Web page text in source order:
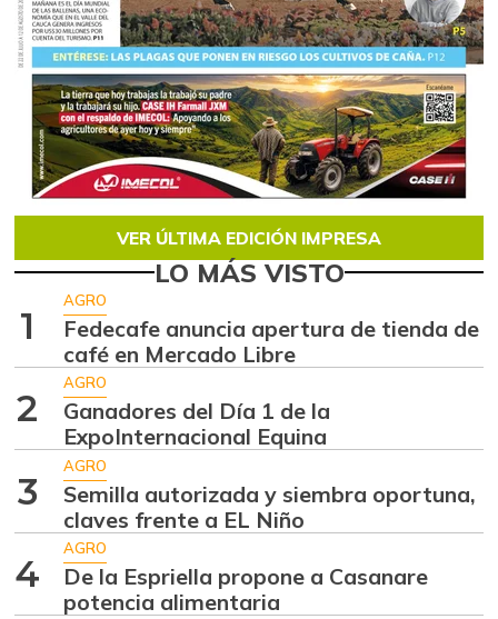
VER ÚLTIMA EDICIÓN IMPRESA
LO MÁS VISTO
1
AGRO
Fedecafe anuncia apertura de tienda de
café en Mercado Libre
2
AGRO
Ganadores del Día 1 de la
ExpoInternacional Equina
3
AGRO
Semilla autorizada y siembra oportuna,
claves frente a EL Niño
4
AGRO
De la Espriella propone a Casanare
potencia alimentaria